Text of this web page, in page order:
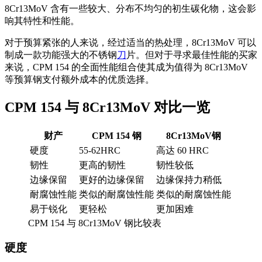
8Cr13MoV 含有一些较大、分布不均匀的初生碳化物，这会影
响其特性和性能。
对于预算紧张的人来说，经过适当的热处理，8Cr13MoV 可以
制成一款功能强大的不锈钢刀 片。但对于寻求最佳性能的买家
来说，CPM 154 的全面性能组合使其成为值得为 8Cr13MoV
等预算钢支付额外成本的优质选择。
CPM 154 与 8Cr13MoV 对比一览
财产 CPM 154 钢
8Cr13MoV钢
硬度
55-62HRC
高达 60 HRC
韧性
更高的韧性
韧性较低
边缘保留
更好的边缘保留
边缘保持力稍低
耐腐蚀性能 类似的耐腐蚀性能 类似的耐腐蚀性能
易于锐化
更轻松
更加困难
CPM 154 与 8Cr13MoV 钢比较表
硬度